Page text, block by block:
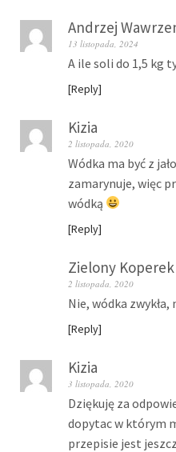
Andrzej
13 listopada, 2024
A ile soli do 1,5 kg
Reply
Kizia
2 listopada, 2020
Wódka ma być z
zamarynuje, więc
wódką
Reply
Zielony Koperek
2 listopada, 2020
Nie, wódka
Reply
Kizia
3 listopada, 2020
Dziękuję za
dopytac w którym
przepisie jest